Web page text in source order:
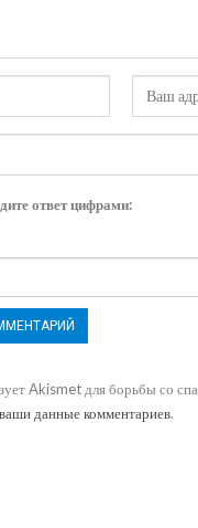
ответ цифрами:
Akismet для борьбы со
данные комментариев.